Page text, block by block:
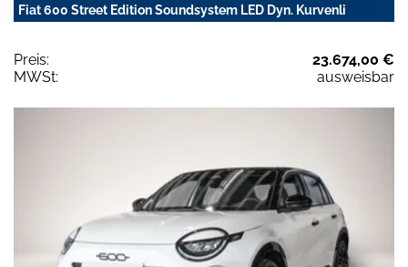
Fiat 600 Street Edition Soundsystem LED Dyn. Kurvenli
Preis:
23.674,00 €
MWSt:
ausweisbar